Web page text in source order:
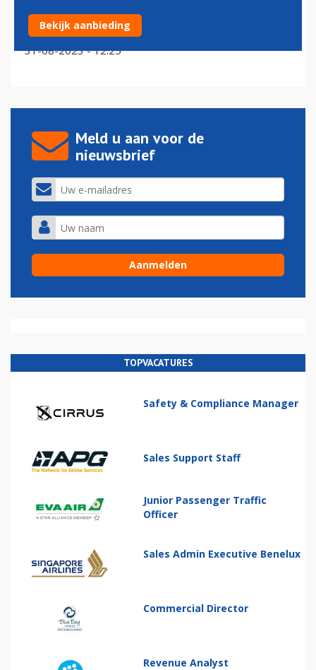
Ook vrachtsector roept Tweede Kamer op om
Schiphol-krimp controversieel te verklaren
31-08-2023 - 12:25
Meld u aan voor de
nieuwsbrief
TOPVACATURES
Safety & Compliance Manager
Sales Support Staff
Junior Passenger Traffic
Officer
Sales Admin Executive Benelux
Commercial Director
Revenue Analyst
Bekijk aanbieding